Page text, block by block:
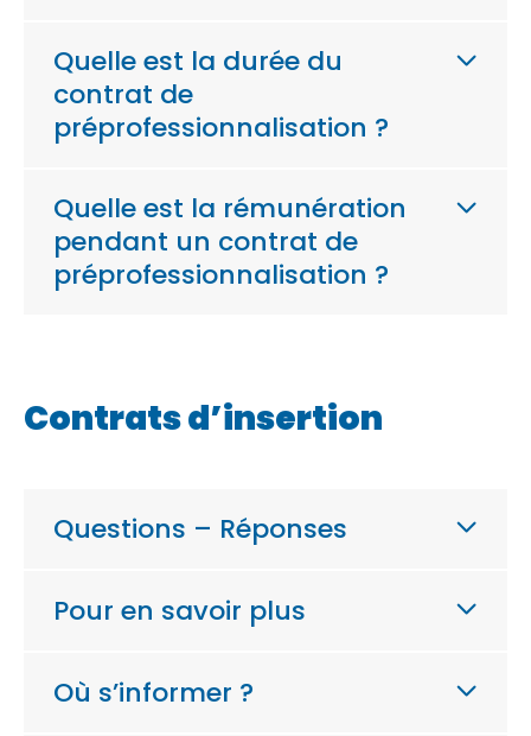
Quelle est la durée du
contrat de
préprofessionnalisation ?
Quelle est la rémunération
pendant un contrat de
préprofessionnalisation ?
Contrats d’insertion
Questions – Réponses
Pour en savoir plus
Où s’informer ?